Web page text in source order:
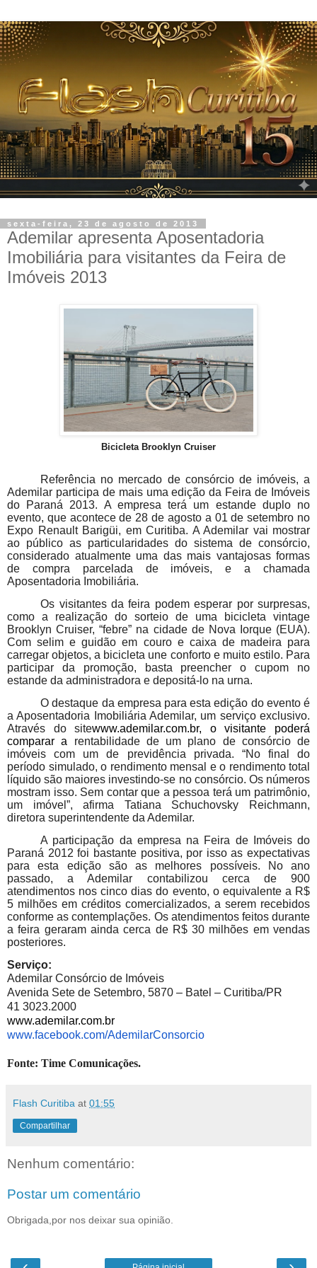
sexta-feira, 23 de agosto de 2013
Ademilar apresenta Aposentadoria
Imobiliária para visitantes da Feira de
Imóveis 2013
Bicicleta Brooklyn Cruiser
Referência no mercado de consórcio de imóveis, a
Ademilar participa de mais uma edição da Feira de Imóveis
do Paraná 2013. A empresa terá um estande duplo no
evento, que acontece de 28 de agosto a 01 de setembro no
Expo Renault Barigüi, em Curitiba. A Ademilar vai mostrar
ao público as particularidades do sistema de consórcio,
considerado atualmente uma das mais vantajosas formas
de compra parcelada de imóveis, e a chamada
Aposentadoria Imobiliária.
Os visitantes da feira podem esperar por surpresas,
como a realização do sorteio de uma bicicleta vintage
Brooklyn Cruiser, “febre” na cidade de Nova Iorque (EUA).
Com selim e guidão em couro e caixa de madeira para
carregar objetos, a bicicleta une conforto e muito estilo. Para
participar da promoção, basta preencher o cupom no
estande da administradora e depositá-lo na urna.
O destaque da empresa para esta edição do evento é
a Aposentadoria Imobiliária Ademilar, um serviço exclusivo.
Através do sitewww.ademilar.com.br, o visitante poderá
comparar a rentabilidade de um plano de consórcio de
imóveis com um de previdência privada. “No final do
período simulado, o rendimento mensal e o rendimento total
líquido são maiores investindo-se no consórcio. Os números
mostram isso. Sem contar que a pessoa terá um patrimônio,
um imóvel”, afirma Tatiana Schuchovsky Reichmann,
diretora superintendente da Ademilar.
A participação da empresa na Feira de Imóveis do
Paraná 2012 foi bastante positiva, por isso as expectativas
para esta edição são as melhores possíveis. No ano
passado, a Ademilar contabilizou cerca de 900
atendimentos nos cinco dias do evento, o equivalente a R$
5 milhões em créditos comercializados, a serem recebidos
conforme as contemplações. Os atendimentos feitos durante
a feira geraram ainda cerca de R$ 30 milhões em vendas
posteriores.
Serviço:
Ademilar Consórcio de Imóveis
Avenida Sete de Setembro, 5870 – Batel – Curitiba/PR
41 3023.2000
www.ademilar.com.br
www.facebook.com/AdemilarConsorcio
Fonte: Time Comunicações.
Flash Curitiba at 01:55
Compartilhar
Nenhum comentário:
Postar um comentário
Obrigada,por nos deixar sua opinião.